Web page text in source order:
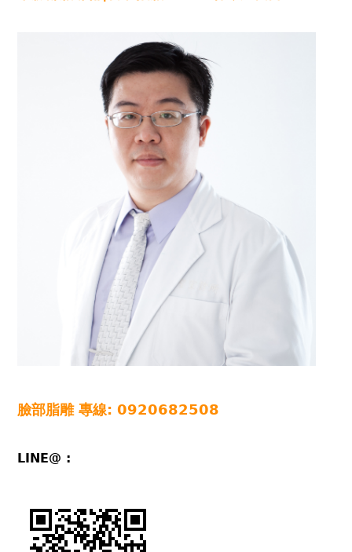
臉部脂雕專線: 0920682508
LINE@ :